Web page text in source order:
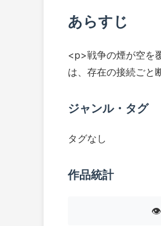
あらすじ
<p>戦争の煙が空を
は、存在の接続ご
ジャンル・タグ
タグなし
作品統計
👁️